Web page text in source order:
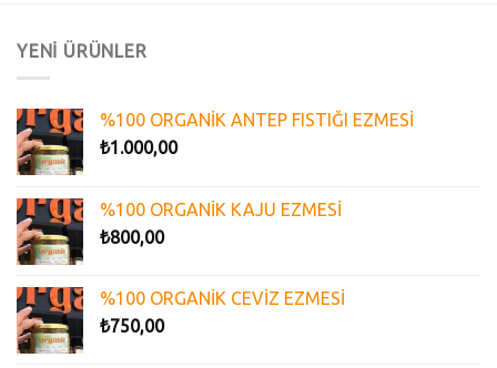
YENİ ÜRÜNLER
%100 ORGANİK ANTEP FISTIĞI EZMESİ
₺1.000,00
%100 ORGANİK KAJU EZMESİ
₺800,00
%100 ORGANİK CEVİZ EZMESİ
₺750,00